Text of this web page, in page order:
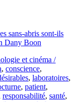
sans-abris sont-ils
Dany Boon
et cinéma /
, conscience,
, laboratoires,
, patient,
responsabilité, santé,